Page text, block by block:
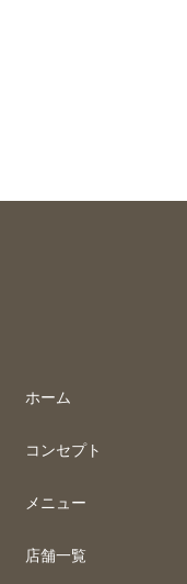
ホーム
コンセプト
メニュー
店舗一覧